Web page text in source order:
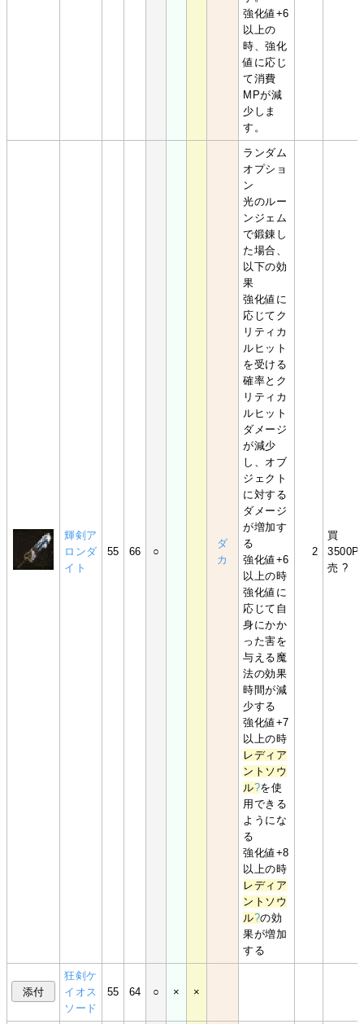
強化値+6
以上の
時、強化
値に応じ
て消費
MPが減
少しま
す。
輝剣ア
ロンダ
イト
55 66 ○
ダ
カ
ランダム
オプショ
ン
光のルー
ンジェム
で鍛錬し
た場合、
以下の効
果
強化値に
応じてク
リティカ
ルヒット
を受ける
確率とク
リティカ
ルヒット
ダメージ
が減少
し、オブ
ジェクト
に対する
ダメージ
が増加す
る
強化値+6
以上の時
強化値に
応じて自
身にかか
った害を
与える魔
法の効果
時間が減
少する
強化値+7
以上の時
レディア
ントソウ
ル?を使
用できる
ようにな
る
強化値+8
以上の時
レディア
ントソウ
ル?の効
果が増加
する
2
買
売 ?
狂剣ケ
イオス
ソード
55 64 ○ × ×